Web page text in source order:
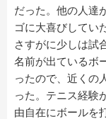
だった。他の人達
ゴに大喜びしてい
さすがに少しは試
名前が出ているボ
ったので、近くの
った。テニス経験
由自在にボールを